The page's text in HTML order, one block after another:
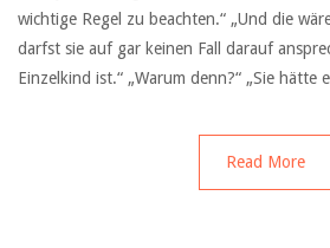
wichtige Regel zu beachten.“ „Und die
darfst sie auf gar keinen Fall darauf
Einzelkind ist.“ „Warum denn?“ „Sie hätte
Read More